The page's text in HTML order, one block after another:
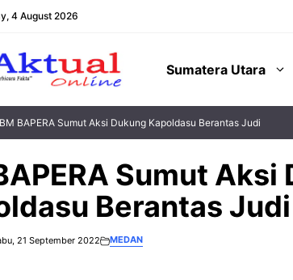
4 August 2026
Sumatera Utara
BM BAPERA Sumut Aksi Dukung Kapoldasu Berantas Judi
Sumut Aksi
Berantas Judi
21 September 2022 MEDAN